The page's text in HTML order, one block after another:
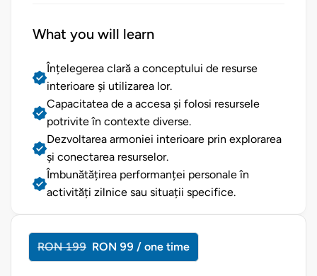
What you will learn
Înțelegerea clară a conceptului de resurse
interioare și utilizarea lor.
Capacitatea de a accesa și folosi resursele
potrivite în contexte diverse.
Dezvoltarea armoniei interioare prin explorarea
și conectarea resurselor.
Îmbunătățirea performanței personale în
activități zilnice sau situații specifice.
RON 199 RON 99 / one time